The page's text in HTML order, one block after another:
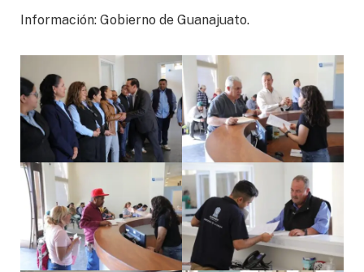
Información: Gobierno de Guanajuato.